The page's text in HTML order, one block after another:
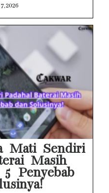
2026
Mati Sendiri
Masih
Penyebab